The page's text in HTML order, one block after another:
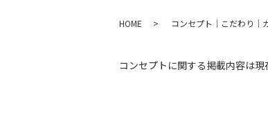
HOME コンセプト｜こだわり｜
コンセプトに関する掲載内容は現